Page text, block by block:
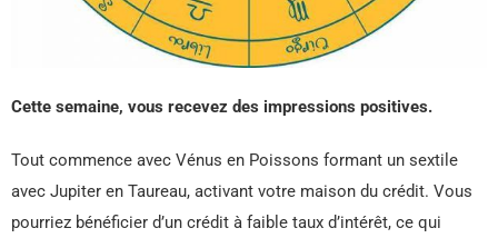
Cette semaine, vous recevez des impressions positives.
Tout commence avec Vénus en Poissons formant un sextile
avec Jupiter en Taureau, activant votre maison du crédit. Vous
pourriez bénéficier d’un crédit à faible taux d’intérêt, ce qui